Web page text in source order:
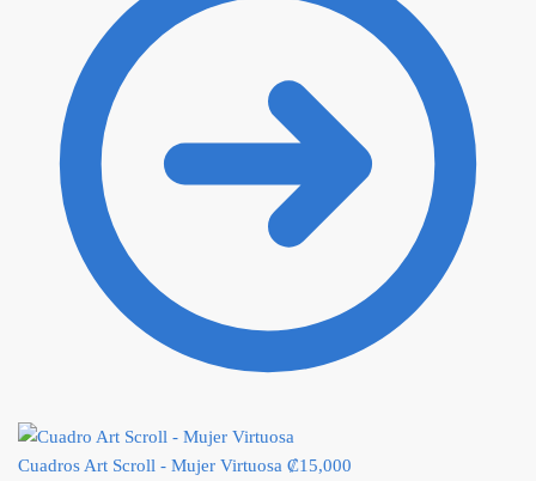
Cuadros Art Scroll - Mujer Virtuosa ₡15,000